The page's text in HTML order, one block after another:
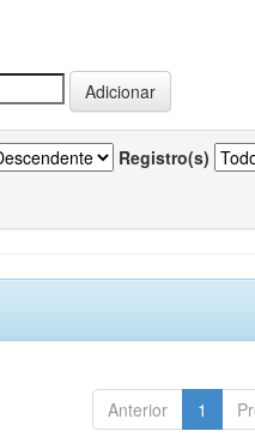
Registro(s)
Anterior 1